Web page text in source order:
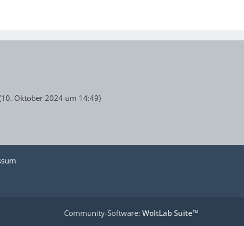
10. Oktober 2024 um 14:49)
Community-Software: WoltLab Suite™